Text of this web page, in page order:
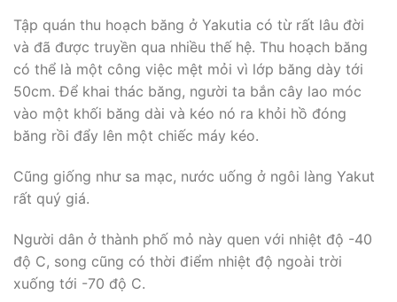
Tập quán thu hoạch băng ở Yakutia có từ rất lâu đời
và đã được truyền qua nhiều thế hệ. Thu hoạch băng
có thể là một công việc mệt mỏi vì lớp băng dày tới
50cm. Để khai thác băng, người ta bắn cây lao móc
vào một khối băng dài và kéo nó ra khỏi hồ đóng
băng rồi đẩy lên một chiếc máy kéo.
Cũng giống như sa mạc, nước uống ở ngôi làng Yakut
rất quý giá.
Người dân ở thành phố mỏ này quen với nhiệt độ -40
độ C, song cũng có thời điểm nhiệt độ ngoài trời
xuống tới -70 độ C.